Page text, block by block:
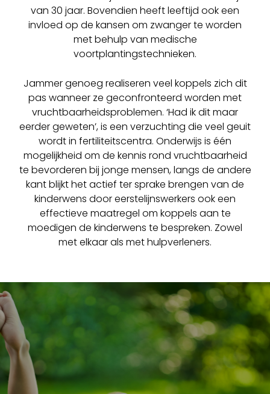
van 30 jaar. Bovendien heeft leeftijd ook een
invloed op de kansen om zwanger te worden
met behulp van medische
voortplantingstechnieken.
Jammer genoeg realiseren veel koppels zich dit
pas wanneer ze geconfronteerd worden met
vruchtbaarheidsproblemen. ‘Had ik dit maar
eerder geweten’, is een verzuchting die veel geuit
wordt in fertiliteitscentra. Onderwijs is één
mogelijkheid om de kennis rond vruchtbaarheid
te bevorderen bij jonge mensen, langs de andere
kant blijkt het actief ter sprake brengen van de
kinderwens door eerstelijnswerkers ook een
effectieve maatregel om koppels aan te
moedigen de kinderwens te bespreken. Zowel
met elkaar als met hulpverleners.